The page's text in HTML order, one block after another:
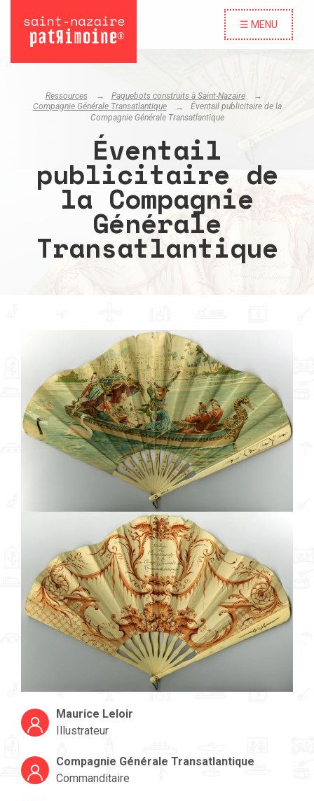
☰ MENU
Ressources
Paquebots construits à Saint-Nazaire
Compagnie Générale Transatlantique
Éventail publicitaire de la
Compagnie Générale Transatlantique
Éventail
publicitaire de
la Compagnie
Générale
Transatlantique
Maurice Leloir
Illustrateur
Compagnie Générale Transatlantique
Commanditaire